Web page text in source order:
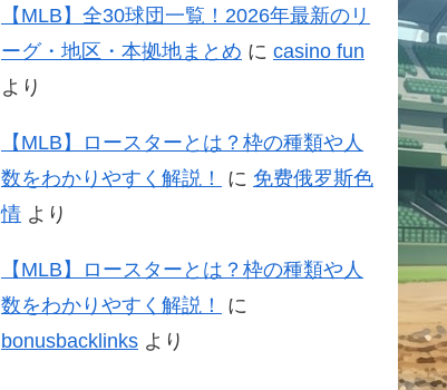
【MLB】全30球団一覧！2026年最新のリ
ーグ・地区・本拠地まとめ に casino fun
より
【MLB】ロースターとは？枠の種類や人
数をわかりやすく解説！
に 免费俄罗斯色
情 より
【MLB】ロースターとは？枠の種類や人
数をわかりやすく解説！
に
bonusbacklinks より